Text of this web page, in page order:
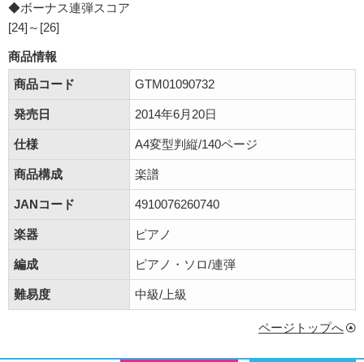
◆ボーナス連弾スコア
[24]～[26]
商品情報
商品コード
GTM01090732
発売日 2014年6月20日
仕様 A4変型判縦/140ページ
商品構成 楽譜
JANコード 4910076260740
楽器 ピアノ
編成 ピアノ・ソロ/連弾
難易度 中級/上級
ページトップへ